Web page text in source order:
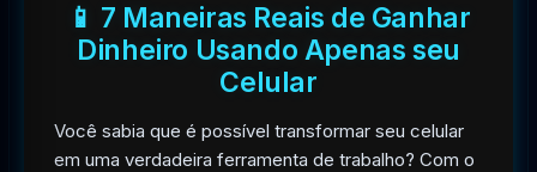
📱 7 Maneiras Reais de Ganhar
Dinheiro Usando Apenas seu
Celular
Você sabia que é possível transformar seu celular
em uma verdadeira ferramenta de trabalho? Com o